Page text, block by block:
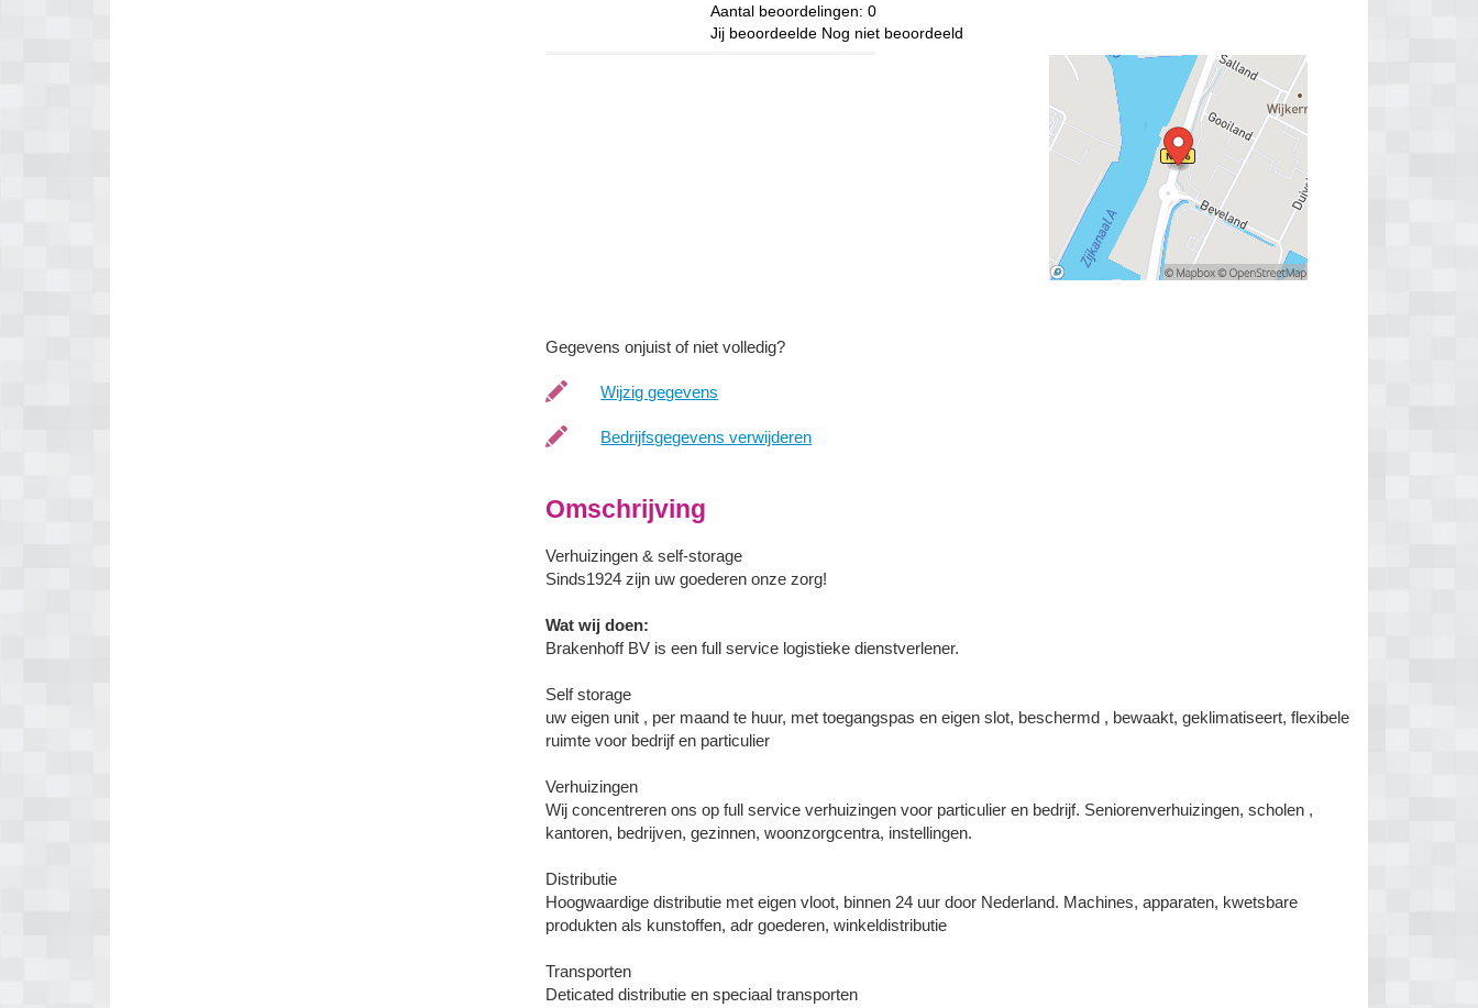
Aantal beoordelingen:0
Jij beoordeelde Nog niet beoordeeld
Gegevens onjuist of niet volledig?
Wijzig gegevens
Bedrijfsgegevens verwijderen
Omschrijving
Verhuizingen & self-storage
Sinds1924 zijn uw goederen onze zorg!
Wat wij doen:
Brakenhoff BV is een full service logistieke dienstverlener.
Self storage
uw eigen unit , per maand te huur, met toegangspas en eigen slot, beschermd , bewaakt, geklimatiseert, flexibele
ruimte voor bedrijf en particulier
Verhuizingen
Wij concentreren ons op full service verhuizingen voor particulier en bedrijf. Seniorenverhuizingen, scholen ,
kantoren, bedrijven, gezinnen, woonzorgcentra, instellingen.
Distributie
Hoogwaardige distributie met eigen vloot, binnen 24 uur door Nederland. Machines, apparaten, kwetsbare
produkten als kunstoffen, adr goederen, winkeldistributie
Transporten
Deticated distributie en speciaal transporten